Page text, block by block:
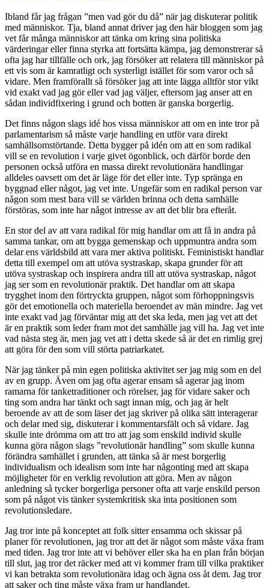
Ibland får jag frågan ”men vad gör du då” när jag diskuterar politik
med människor. Tja, bland annat driver jag den här bloggen som jag
vet får många människor att tänka om kring sina politiska
värderingar eller finna styrka att fortsätta kämpa, jag demonstrerar så
ofta jag har tillfälle och ork, jag försöker att relatera till människor på
ett vis som är kamratligt och systerligt istället för som varor och så
vidare. Men framförallt så försöker jag att inte lägga alltför stor vikt
vid exakt vad jag gör eller vad jag väljer, eftersom jag anser att en
sådan individfixering i grund och botten är ganska borgerlig.
Det finns någon slags idé hos vissa människor att om en inte tror på
parlamentarism så måste varje handling en utför vara direkt
samhällsomstörtande. Detta bygger på idén om att en som radikal
vill se en revolution i varje givet ögonblick, och därför borde den
personen också utföra en massa direkt revolutionära handlingar
alldeles oavsett om det är läge för det eller inte. Typ spränga en
byggnad eller något, jag vet inte. Ungefär som en radikal person var
någon som mest bara vill se världen brinna och detta samhälle
förstöras, som inte har något intresse av att det blir bra efteråt.
En stor del av att vara radikal för mig handlar om att få in andra på
samma tankar, om att bygga gemenskap och uppmuntra andra som
delar ens världsbild att vara mer aktiva politiskt. Feministiskt handlar
detta till exempel om att utöva systraskap, skapa grunder för att
utöva systraskap och inspirera andra till att utöva systraskap, något
jag ser som en revolutionär praktik. Det handlar om att skapa
trygghet inom den förtryckta gruppen, något som förhoppningsvis
gör det emotionella och materiella beroendet av män mindre. Jag vet
inte exakt vad jag förväntar mig att det ska leda, men jag vet att det
är en praktik som leder fram mot det samhälle jag vill ha. Jag vet inte
vad nästa steg är, men jag vet att i detta skede så är det en rimlig grej
att göra för den som vill störta patriarkatet.
När jag tänker på min egen politiska aktivitet ser jag mig som en del
av en grupp. Även om jag ofta agerar ensam så agerar jag inom
ramarna för tanketraditioner och rörelser, jag för vidare saker och
ting som andra har tänkt och sagt innan mig, och jag är helt
beroende av att de som läser det jag skriver på olika sätt interagerar
och delar med sig, diskuterar i kommentarsfält och så vidare. Jag
skulle inte drömma om att tro att jag som enskild individ skulle
kunna göra någon slags ”revolutionär handling” som skulle kunna
förändra samhället i grunden, att tänka så är mest borgerlig
individualism och idealism som inte har någonting med att skapa
möjligheter för en verklig revolution att göra. Men av någon
anledning så tycker borgerliga personer ofta att varje enskild person
som på något vis tänker systemkritisk ska inta positionen som
revolutionsledare.
Jag tror inte på konceptet att folk sitter ensamma och skissar på
planer för revolutionen, jag tror att det är något som måste växa fram
med tiden. Jag tror inte att vi behöver eller ska ha en plan från början
till slut, jag tror det räcker med att vi kommer fram till vilka praktiker
vi kan betrakta som revolutionära idag och ägna oss åt dem. Jag tror
att saker och ting måste växa fram ur handlandet.